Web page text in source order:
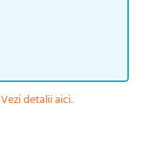
Vezi detalii aici.